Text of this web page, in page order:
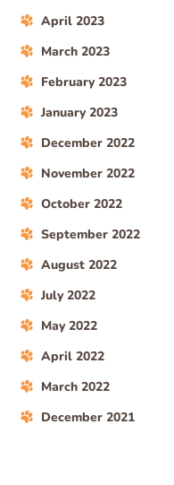
April 2023
March 2023
February 2023
January 2023
December 2022
November 2022
October 2022
September 2022
August 2022
July 2022
May 2022
April 2022
March 2022
December 2021